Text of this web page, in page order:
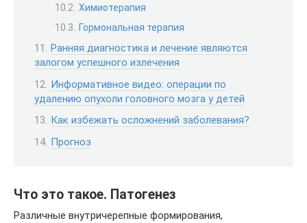
Химиотерапия
Гормональная терапия
Ранняя диагностика и лечение являются
залогом успешного излечения
Информативное видео: операции по
удалению опухоли головного мозга у детей
Как избежать осложнений заболевания?
Прогноз
Что это такое. Патогенез
Различные внутричерепные формирования,